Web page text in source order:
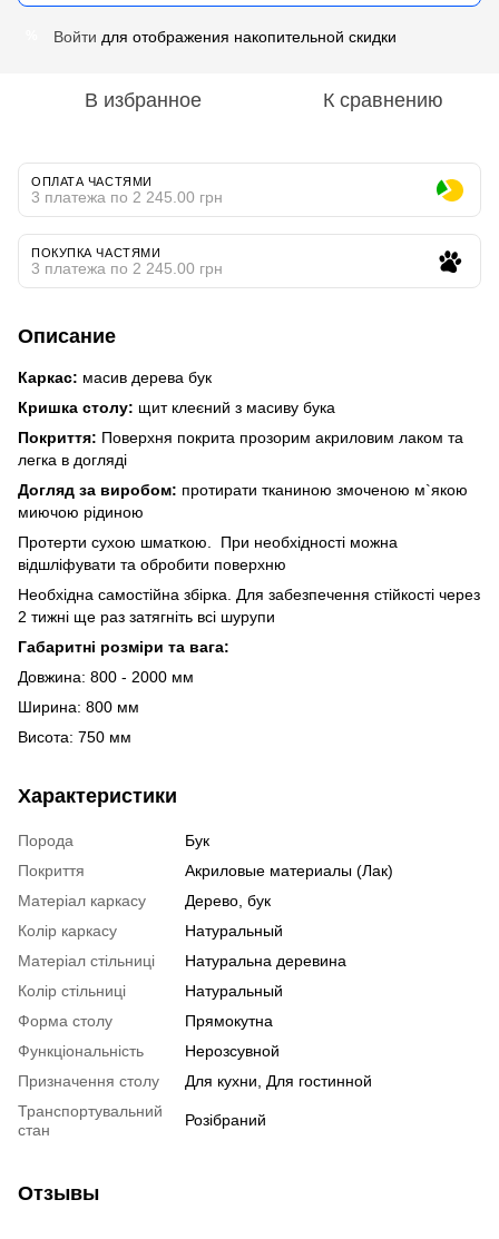
Войти для отображения накопительной скидки
В избранное К сравнению
ОПЛАТА ЧАСТЯМИ
3 платежа по 2 245.00 грн
ПОКУПКА ЧАСТЯМИ
3 платежа по 2 245.00 грн
Описание
Каркас: масив дерева бук
Кришка столу: щит клеєний з масиву бука
Покриття: Поверхня покрита прозорим акриловим лаком та
легка в догляді
Догляд за виробом: протирати тканиною змоченою м`якою
миючою рідиною
Протерти сухою шматкою. При необхідності можна
відшліфувати та обробити поверхню
Необхідна самостійна збірка. Для забезпечення стійкості через
2 тижні ще раз затягніть всі шурупи
Габаритні розміри та вага:
Довжина: 800 - 2000 мм
Ширина: 800 мм
Висота: 750 мм
Характеристики
Порода
Бук
Покриття
Акриловые материалы (Лак)
Матеріал каркасу
Дерево, бук
Колір каркасу
Натуральный
Матеріал стільниці
Натуральна деревина
Колір стільниці
Натуральный
Форма столу
Прямокутна
Функціональність
Нерозсувной
Призначення столу
Для кухни, Для гостинной
Транспортувальний
стан
Розібраний
Отзывы